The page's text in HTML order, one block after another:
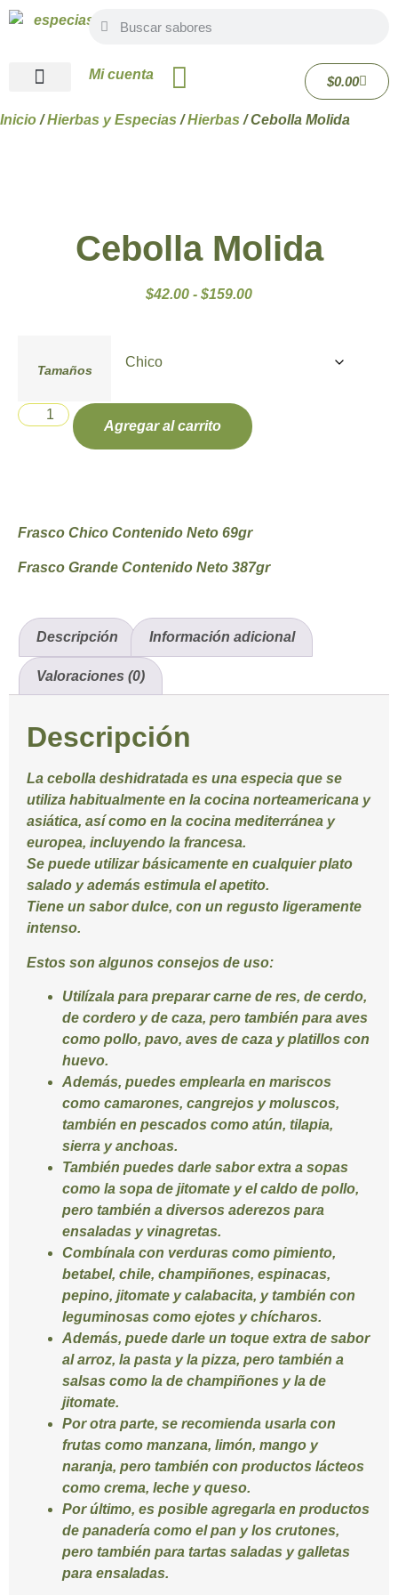
Mi cuenta $0.00
Inicio /Hierbas y Especias /Hierbas / Cebolla Molida
Cebolla Molida
$42.00 - $159.00
Tamaños
Agregar al carrito
Frasco Chico Contenido Neto 69gr
Frasco Grande Contenido Neto 387gr
Descripción Información adicional
Valoraciones (0)
Descripción
La cebolla deshidratada es una especia que se
utiliza habitualmente en la cocina norteamericana y
asiática, así como en la cocina mediterránea y
europea, incluyendo la francesa.
Se puede utilizar básicamente en cualquier plato
salado y además estimula el apetito.
Tiene un sabor dulce, con un regusto ligeramente
intenso.
Estos son algunos consejos de uso:
Utilízala para preparar carne de res, de cerdo,
de cordero y de caza, pero también para aves
como pollo, pavo, aves de caza y platillos con
huevo.
Además, puedes emplearla en mariscos
como camarones, cangrejos y moluscos,
también en pescados como atún, tilapia,
sierra y anchoas.
También puedes darle sabor extra a sopas
como la sopa de jitomate y el caldo de pollo,
pero también a diversos aderezos para
ensaladas y vinagretas.
Combínala con verduras como pimiento,
betabel, chile, champiñones, espinacas,
pepino, jitomate y calabacita, y también con
leguminosas como ejotes y chícharos.
Además, puede darle un toque extra de sabor
al arroz, la pasta y la pizza, pero también a
salsas como la de champiñones y la de
jitomate.
Por otra parte, se recomienda usarla con
frutas como manzana, limón, mango y
naranja, pero también con productos lácteos
como crema, leche y queso.
Por último, es posible agregarla en productos
de panadería como el pan y los crutones,
pero también para tartas saladas y galletas
para ensaladas.